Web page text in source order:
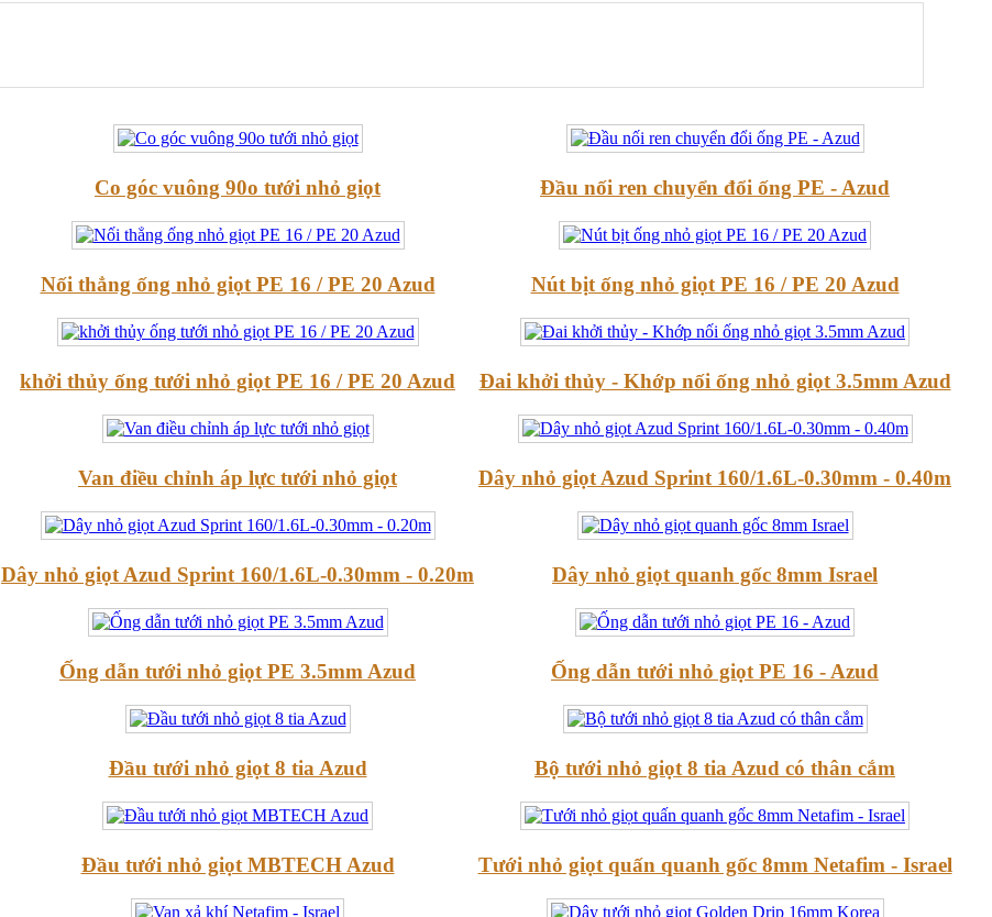
Co góc vuông 90o tưới nhỏ giọt Đầu nối ren chuyển đổi ống PE - Azud
Nối thẳng ống nhỏ giọt PE 16 / PE 20 Azud Nút bịt ống nhỏ giọt PE 16 / PE 20 Azud
khởi thủy ống tưới nhỏ giọt PE 16 / PE 20 Azud Đai khởi thủy - Khớp nối ống nhỏ giọt 3.5mm Azud
Van điều chỉnh áp lực tưới nhỏ giọt Dây nhỏ giọt Azud Sprint 160/1.6L-0.30mm - 0.40m
Dây nhỏ giọt Azud Sprint 160/1.6L-0.30mm - 0.20m Dây nhỏ giọt quanh gốc 8mm Israel
Ống dẫn tưới nhỏ giọt PE 3.5mm Azud Ống dẫn tưới nhỏ giọt PE 16 - Azud
Đầu tưới nhỏ giọt 8 tia Azud Bộ tưới nhỏ giọt 8 tia Azud có thân cắm
Đầu tưới nhỏ giọt MBTECH Azud Tưới nhỏ giọt quấn quanh gốc 8mm Netafim - Israel